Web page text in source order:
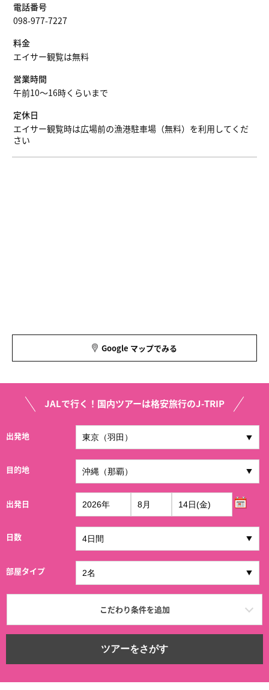
電話番号
098-977-7227
料金
エイサー観覧は無料
営業時間
午前10～16時くらいまで
定休日
エイサー観覧時は広場前の漁港駐車場（無料）を利用してくだ
さい
Google マップでみる
JALで行く！国内ツアーは格安旅行のJ-TRIP
出発地
目的地
出発日
日数
部屋タイプ
こだわり条件を追加
ツアーをさがす